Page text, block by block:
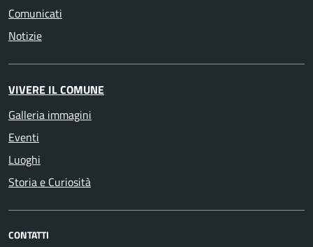
Comunicati
Notizie
VIVERE IL COMUNE
Galleria immagini
Eventi
Luoghi
Storia e Curiosità
CONTATTI